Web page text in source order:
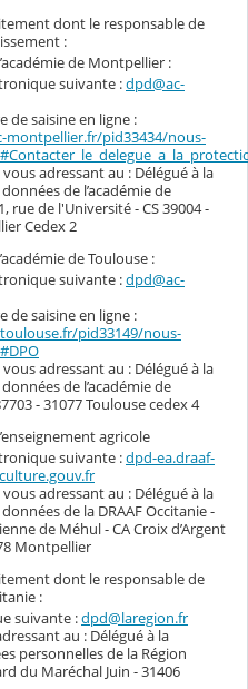
dont le responsable de
:
de Montpellier :
suivante :dpd@ac-
de saisine en ligne :
montpellier.fr/pid33434/nous-
adressant au : Délégué à la
de l’académie de
rue de l'Université - CS 39004 -
Cedex 2
de Toulouse :
suivante :dpd@ac-
de saisine en ligne :
pid33149/nous-
adressant au : Délégué à la
de l’académie de
- 31077 Toulouse cedex 4
agricole
suivante :dpd-ea.draaf-
adressant au : Délégué à la
de la DRAAF Occitanie -
de Méhul - CA Croix d’Argent
Montpellier
dont le responsable de
:
suivante :dpd@laregion.fr
au : Délégué à la
personnelles de la Région
du Maréchal Juin - 31406